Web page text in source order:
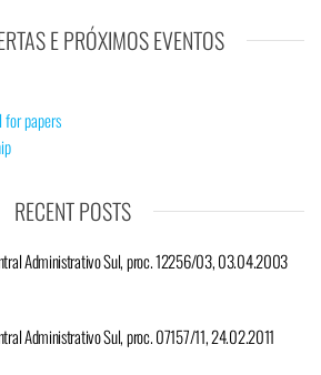
E PRÓXIMOS EVENTOS
papers
RECENT POSTS
Administrativo Sul, proc. 12256/03, 03.04.2003
Administrativo Sul, proc. 07157/11, 24.02.2011